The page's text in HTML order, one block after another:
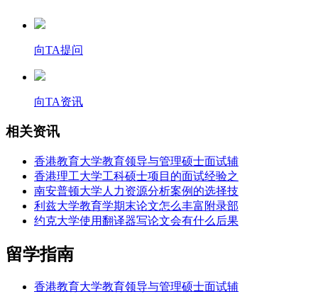
向TA提问
向TA资讯
相关资讯
香港教育大学教育领导与管理硕士面试辅
香港理工大学工科硕士项目的面试经验之
南安普顿大学人力资源分析案例的选择技
利兹大学教育学期末论文怎么丰富附录部
约克大学使用翻译器写论文会有什么后果
留学指南
香港教育大学教育领导与管理硕士面试辅